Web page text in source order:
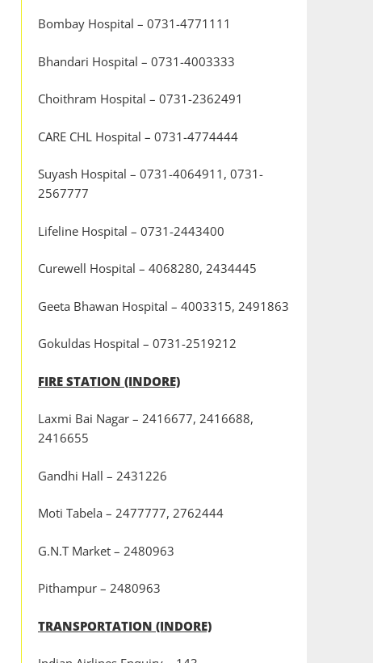
Bombay Hospital – 0731-4771111
Bhandari Hospital – 0731-4003333
Choithram Hospital – 0731-2362491
CARE CHL Hospital – 0731-4774444
Suyash Hospital – 0731-4064911, 0731-
2567777
Lifeline Hospital – 0731-2443400
Curewell Hospital – 4068280, 2434445
Geeta Bhawan Hospital – 4003315, 2491863
Gokuldas Hospital – 0731-2519212
FIRE STATION (INDORE)
Laxmi Bai Nagar – 2416677, 2416688,
2416655
Gandhi Hall – 2431226
Moti Tabela – 2477777, 2762444
G.N.T Market – 2480963
Pithampur – 2480963
TRANSPORTATION (INDORE)